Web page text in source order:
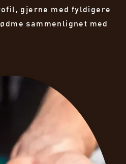
gjerne med fyldigere
sammenlignet med